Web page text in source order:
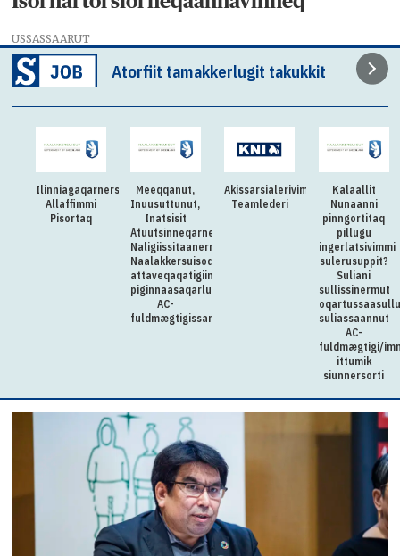
USSASSAARUT
Atorfiit tamakkerlugit takukkit
Akissarsialerivimmi
Teamlederi
Kalaallit
Nunaanni
pinngortitaq
pillugu
ingerlatsivimmi
sulerusuppit?
Suliani
sullissinermut
oqartussaasullu
suliassaannut
Kalaallit
Nunaanni
kukkunersiuinermut
Allagaatilerisoq